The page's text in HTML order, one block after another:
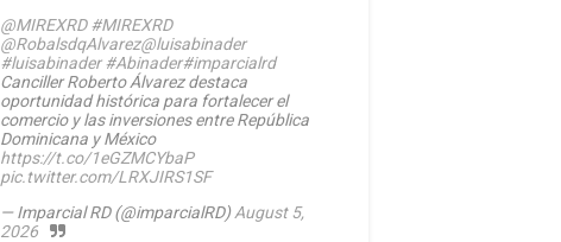
@MIREXRD #MIREXRD
@RobalsdqAlvarez@luisabinader
#luisabinader #Abinader#imparcialrd
Canciller Roberto Álvarez destaca
oportunidad histórica para fortalecer el
comercio y las inversiones entre República
Dominicana y México
https://t.co/1eGZMCYbaP
pic.twitter.com/LRXJIRS1SF
— Imparcial RD (@imparcialRD)August 5,
2026